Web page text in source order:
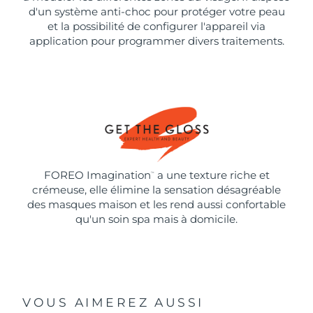
d'un système anti-choc pour protéger votre peau
et la possibilité de configurer l'appareil via
application pour programmer divers traitements.
FOREO Imagination ™
a une texture riche et
crémeuse, elle élimine la sensation désagréable
des masques maison et les rend aussi confortable
qu'un soin spa mais à domicile.
VOUS AIMEREZ AUSSI